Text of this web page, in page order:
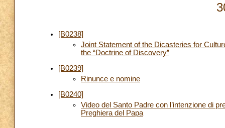
[B0238]
Joint Statement of the Dicasteries for
the “Doctrine of Discovery”
[B0239]
Rinunce e nomine
[B0240]
Video del Santo Padre con l’intenzione di
Preghiera del Papa